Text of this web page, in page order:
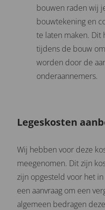
bouwen raden wij
bouwtekening en
te laten maken.
tijdens de bouw
worden door de
onderaannemers.
Legeskosten
Wij hebben voor deze
meegenomen. Dit zijn
zijn opgesteld voor het
een aanvraag om een
algemeen bedragen